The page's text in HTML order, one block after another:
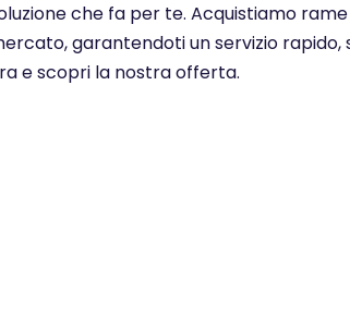
che fa per te. Acquistiamo
garantendoti un servizio
e scopri la nostra offerta.